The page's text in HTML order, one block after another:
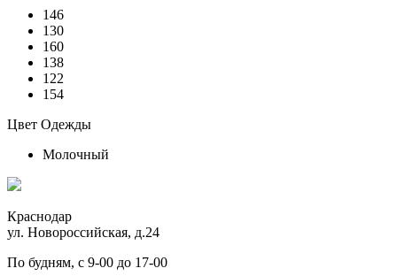
146
130
160
138
122
154
Цвет Одежды
Молочный
Краснодар
ул. Новороссийская, д.24
По будням, с 9-00 до 17-00